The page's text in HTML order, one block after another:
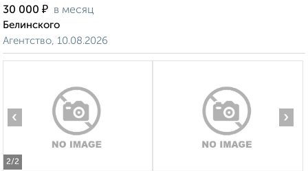
30 000 ₽ в месяц
Белинского
Агентство, 10.08.2026
2/2
‹ ›